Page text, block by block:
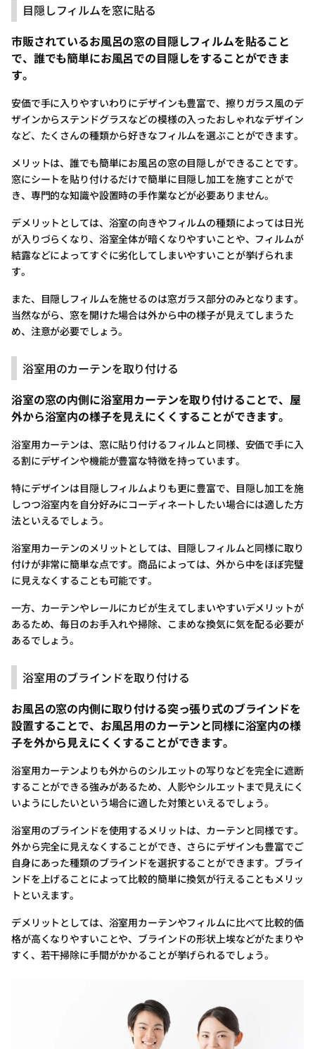
目隠しフィルムを窓に貼る
市販されているお風呂の窓の目隠しフィルムを貼ること
で、誰でも簡単にお風呂での目隠しをすることができま
す。
安価で手に入りやすいわりにデザインも豊富で、擦りガラス風のデ
ザインからステンドグラスなどの模様の入ったおしゃれなデザイン
など、たくさんの種類から好きなフィルムを選ぶことができます。
メリットは、誰でも簡単にお風呂の窓の目隠しができることです。
窓にシートを貼り付けるだけで簡単に目隠し加工を施すことがで
き、専門的な知識や設置時の手作業などが必要ありません。
デメリットとしては、浴室の向きやフィルムの種類によっては日光
が入りづらくなり、浴室全体が暗くなりやすいことや、フィルムが
結露などによってすぐに劣化してしまいやすいことが挙げられま
す。
また、目隠しフィルムを施せるのは窓ガラス部分のみとなります。
当然ながら、窓を開けた場合は外から中の様子が見えてしまうた
め、注意が必要でしょう。
浴室用のカーテンを取り付ける
浴室の窓の内側に浴室用カーテンを取り付けることで、屋
外から浴室内の様子を見えにくくすることができます。
浴室用カーテンは、窓に貼り付けるフィルムと同様、安価で手に入
る割にデザインや機能が豊富な特徴を持っています。
特にデザインは目隠しフィルムよりも更に豊富で、目隠し加工を施
しつつ浴室内を自分好みにコーディネートしたい場合には適した方
法といえるでしょう。
浴室用カーテンのメリットとしては、目隠しフィルムと同様に取り
付けが非常に簡単な点です。商品によっては、外から中をほぼ完璧
に見えなくすることも可能です。
一方、カーテンやレールにカビが生えてしまいやすいデメリットが
あるため、毎日のお手入れや掃除、こまめな換気に気を配る必要が
あるでしょう。
浴室用のブラインドを取り付ける
お風呂の窓の内側に取り付ける突っ張り式のブラインドを
設置することで、お風呂用のカーテンと同様に浴室内の様
子を外から見えにくくすることができます。
浴室用カーテンよりも外からのシルエットの写りなどを完全に遮断
することができる強みがあるため、人影やシルエットまで見えにく
いようにしたいという場合に適した対策といえるでしょう。
浴室用のブラインドを使用するメリットは、カーテンと同様です。
外から完全に見えなくすることができ、さらにデザインも豊富でご
自身にあった種類のブラインドを選択することができます。ブライ
ンドを上げることによって比較的簡単に換気が行えることもメリッ
トといえます。
デメリットとしては、浴室用カーテンやフィルムに比べて比較的価
格が高くなりやすいことや、ブラインドの形状上埃などがたまりや
すく、若干掃除に手間がかかることが挙げられるでしょう。